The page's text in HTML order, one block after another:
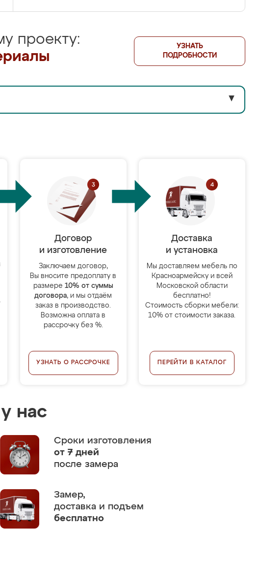
проекту:
УЗНАТЬ
ПОДРОБНОСТИ
▼
Договор
и изготовление
Заключаем договор,
Вы вносите предоплату в
размере 10% от суммы
договора, и мы отдаём
заказ в производство.
Возможна оплата в
рассрочку без %.
УЗНАТЬ О РАССРОЧКЕ
Доставка
и установка
Мы доставляем мебель по
Красноармейску и всей
Московской области
бесплатно!
Стоимость сборки мебели:
10% от стоимости заказа.
ПЕРЕЙТИ В КАТАЛОГ
нас
Сроки изготовления
от 7 дней
после замера
Замер,
доставка и подъем
бесплатно